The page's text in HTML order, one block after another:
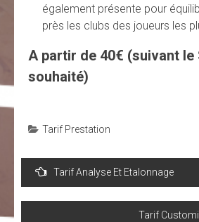
également présente pour
près les clubs des joueurs les
A partir de 40€ (suivant le
souhaité)
Tarif Prestation
Navigation
de
l’article
Tarif Analyse Et Etalonnage
Tarif